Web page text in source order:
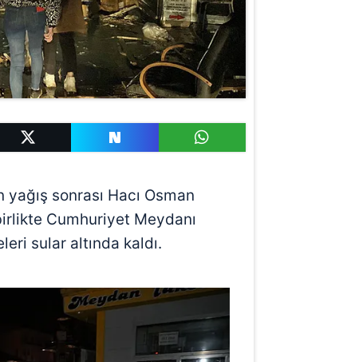
sonrası Hacı Osman
Cumhuriyet Meydanı
sular altında kaldı.